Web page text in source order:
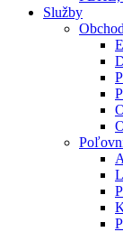
Služby